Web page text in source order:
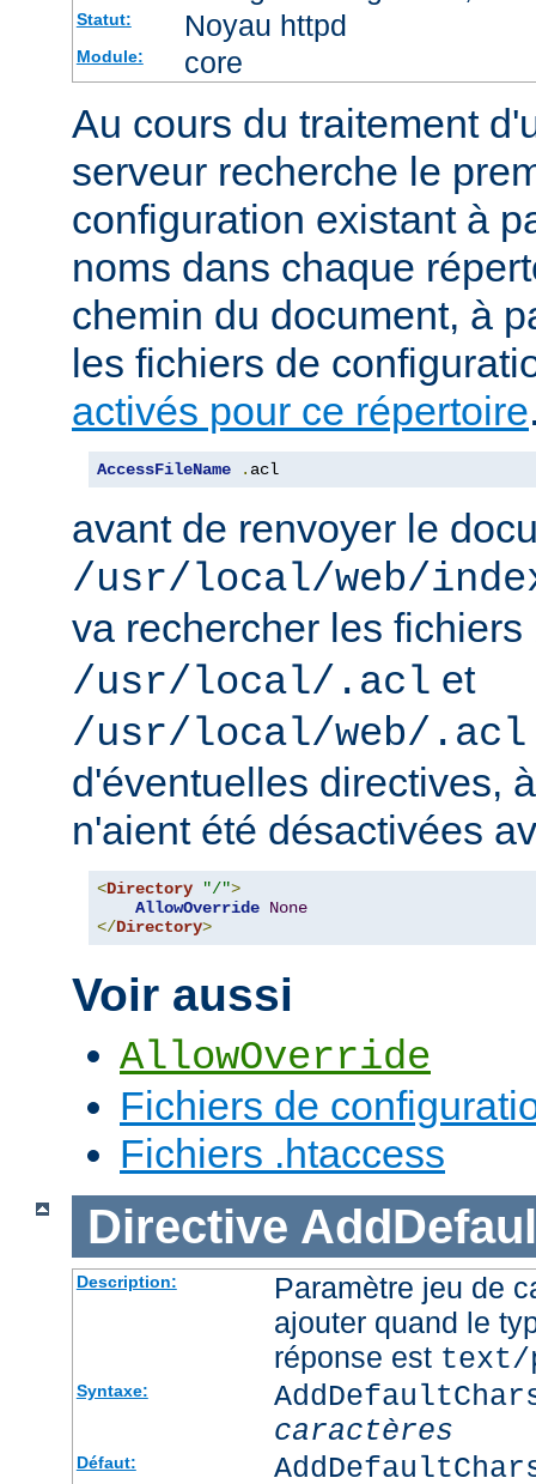
Statut: Noyau httpd
Module: core
Au cours du traitement
serveur recherche le
configuration existant à
noms dans chaque
chemin du document, à
les fichiers de
activés pour ce répertoire
AccessFileName . acl
avant de renvoyer le
/usr/local/web/
va rechercher les fichiers
/usr/local/.acl et
/usr/local/web/.acl
d'éventuelles directives,
n'aient été désactivées
<Directory "/">
AllowOverride None
</Directory>
Voir aussi
AllowOverride
Fichiers de
Fichiers .htaccess
Directive
Description:
Paramètre jeu de
ajouter quand le
réponse est text/
Syntaxe:
caractères
Défaut: